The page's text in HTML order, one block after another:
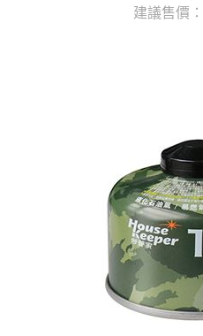
建議售價：